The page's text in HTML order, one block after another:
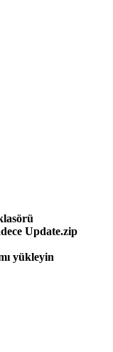
Update.zip
yükleyin